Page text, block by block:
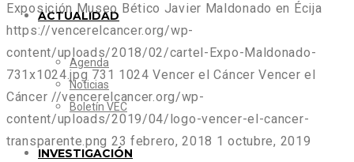
ACTUALIDAD
Agenda
Noticias
Boletín VEC
INVESTIGACIÓN
Exposición Museo Bético Javier Maldonado en Écija
https://vencerelcancer.org/wp-
content/uploads/2018/02/cartel-Expo-Maldonado-
731x1024.jpg 731 1024 Vencer el Cáncer Vencer el
Cáncer //vencerelcancer.org/wp-
content/uploads/2019/04/logo-vencer-el-cancer-
transparente.png 23 febrero, 2018 1 octubre, 2019